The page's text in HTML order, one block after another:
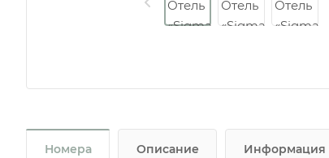
Номера Описание Информация